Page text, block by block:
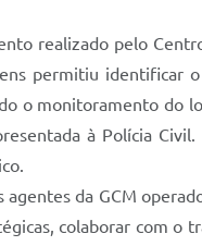
realizado pelo
permitiu identificar
o monitoramento do
à Polícia
da GCM
colaborar com o